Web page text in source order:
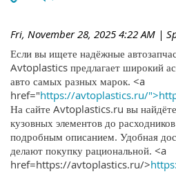
Fri, November 28, 2025 4:22 AM |
Если вы ищете надёжные
Avtoplastics предлагает широкий
авто самых разных марок. <a
href="https://avtoplastics.ru/
На сайте Avtoplastics.ru вы
кузовных элементов до
подробным описанием. Удобная
делают покупку рациональной. <a
href=https://avtoplastics.ru/>